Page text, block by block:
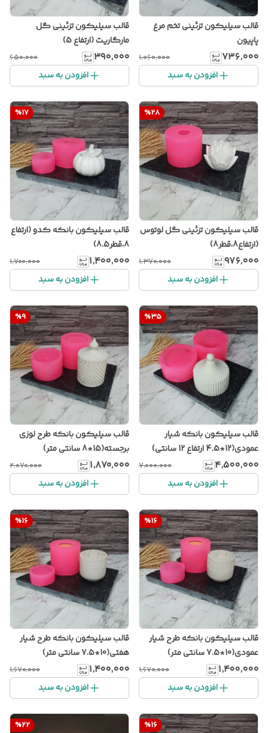
قالب سیلیکون تزئینی تخم مرغ
پاپیون
۷۳۶٬۰۰۰ ۱٬۰۶۰٬۰۰۰
افزودن به سبد
قالب سیلیکون تزئینی گل
مارگاریت (ارتفاع 5)
۳۹۰٬۰۰۰ ۶۵۰٬۰۰۰
افزودن به سبد
%28
قالب سیلیکون تزئینی گل لوتوس
(ارتفاع8،قطر8)
۹۷۶٬۰۰۰ ۱٬۳۷۰٬۰۰۰
افزودن به سبد
%17
قالب سیلیکون بانکه کدو (ارتفاع
8،قطر8.5)
۱٬۴۰۰٬۰۰۰ ۱٬۷۰۰٬۰۰۰
افزودن به سبد
%35
قالب سیلیکون بانکه شیار
عمودی(12*4.5 ارتفاع 12 سانتی)
۴٬۵۰۰٬۰۰۰ ۷٬۰۰۰٬۰۰۰
افزودن به سبد
%9
قالب سیلیکون بانکه طرح لوزی
برجسته(15*8 سانتی متر)
۱٬۸۷۰٬۰۰۰ ۲٬۰۷۰٬۰۰۰
افزودن به سبد
%16
قالب سیلیکون بانکه طرح شیار
عمودی(10*7.5 سانتی متر)
۱٬۴۰۰٬۰۰۰ ۱٬۶۷۰٬۰۰۰
افزودن به سبد
%16
قالب سیلیکون بانکه طرح شیار
هفتی(10*7.5 سانتی متر)
۱٬۴۰۰٬۰۰۰ ۱٬۶۷۰٬۰۰۰
افزودن به سبد
%16
%22